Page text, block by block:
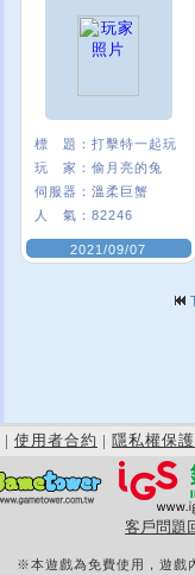
標 題： 打擊特一起玩
玩 家： 偷月亮的兔
伺服器： 溫柔巨蟹
人 氣： 82246
2021/09/07
| 使用者合約 | 隱私權保護
客戶問題
※本遊戲為免費使用，遊戲